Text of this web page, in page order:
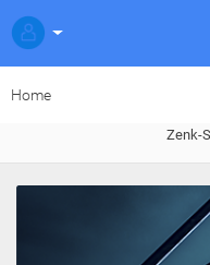
Home
Zenk-